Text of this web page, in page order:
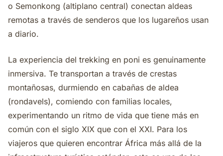
o Semonkong (altiplano central) conectan aldeas
remotas a través de senderos que los lugareños usan
a diario.
La experiencia del trekking en poni es genuinamente
inmersiva. Te transportan a través de crestas
montañosas, durmiendo en cabañas de aldea
(rondavels), comiendo con familias locales,
experimentando un ritmo de vida que tiene más en
común con el siglo XIX que con el XXI. Para los
viajeros que quieren encontrar África más allá de la